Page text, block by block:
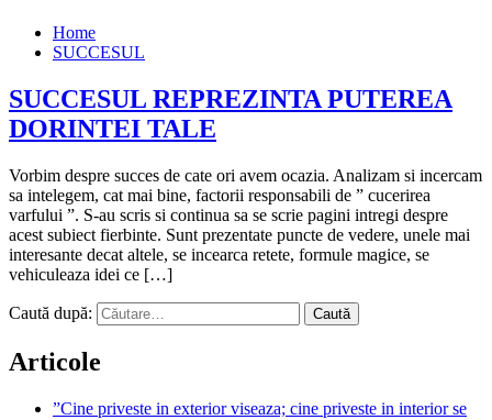
Home
SUCCESUL
SUCCESUL REPREZINTA PUTEREA
DORINTEI TALE
Vorbim despre succes de cate ori avem ocazia. Analizam si incercam
sa intelegem, cat mai bine, factorii responsabili de ” cucerirea
varfului ”. S-au scris si continua sa se scrie pagini intregi despre
acest subiect fierbinte. Sunt prezentate puncte de vedere, unele mai
interesante decat altele, se incearca retete, formule magice, se
vehiculeaza idei ce […]
Caută după:
Articole
”Cine priveste in exterior viseaza; cine priveste in interior se